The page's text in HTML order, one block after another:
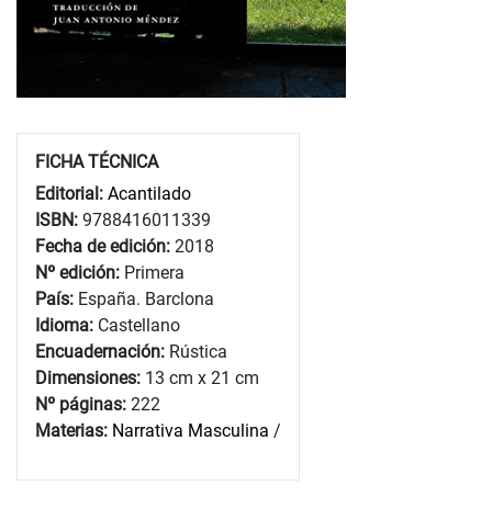
FICHA TÉCNICA
Editorial: Acantilado
ISBN: 9788416011339
Fecha de edición: 2018
Nº edición: Primera
País: España. Barclona
Idioma: Castellano
Encuadernación: Rústica
Dimensiones: 13 cm x 21 cm
Nº páginas: 222
Materias: Narrativa Masculina /